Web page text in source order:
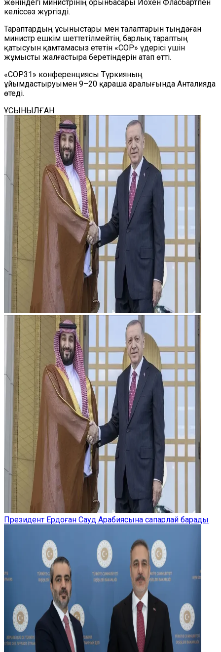
жөніндегі министрінің орынбасары Йохен Фласбартпен
келіссөз жүргізді.
Тараптардың ұсыныстары мен талаптарын тыңдаған
министр ешкім шеттетілмейтін, барлық тараптың
қатысуын қамтамасыз ететін «COP» үдерісі үшін
жұмысты жалғастыра беретіндерін атап өтті.
«COP31» конференциясы Түркияның
ұйымдастыруымен 9–20 қараша аралығында Анталияда
өтеді.
ҰСЫНЫЛҒАН
Президент Ердоған Сауд Арабиясына сапарлай барады